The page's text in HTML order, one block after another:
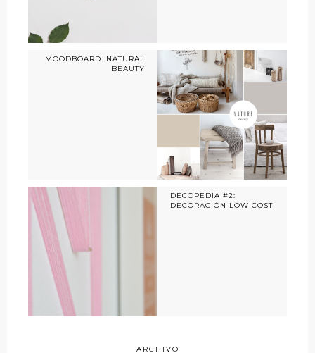
MOODBOARD: NATURAL
BEAUTY
DECOPEDIA #2:
DECORACIÓN LOW COST
ARCHIVO